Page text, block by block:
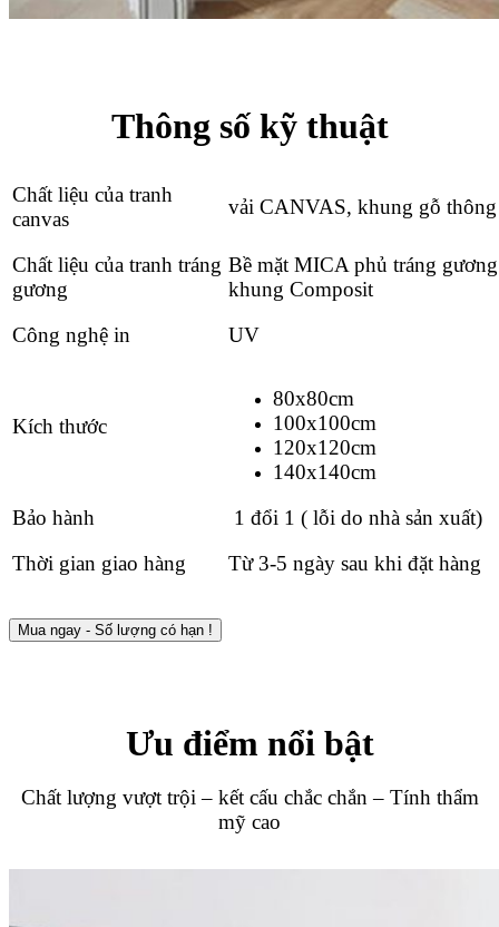
Thông số kỹ thuật
Chất liệu của tranh
canvas
vải CANVAS, khung gỗ thông
Chất liệu của tranh tráng
gương
Bề mặt MICA phủ tráng
khung Composit
Công nghệ in
UV
Kích thước
80x80cm
100x100cm
120x120cm
140x140cm
Bảo hành
1 đổi 1 ( lỗi do nhà sản xuất)
Thời gian giao hàng
Từ 3-5 ngày sau khi đặt hàng
Mua ngay - Số lượng có hạn !
Ưu điểm nổi bật
Chất lượng vượt trội – kết cấu chắc chắn – Tính thẩm
mỹ cao